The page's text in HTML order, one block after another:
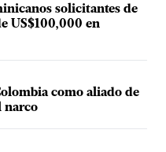
solicitantes de
US$100,000 en
como aliado de
narco